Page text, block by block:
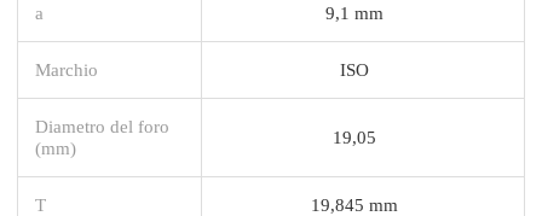
a 9,1 mm
Marchio ISO
Diametro del foro
(mm)
19,05
T 19,845 mm